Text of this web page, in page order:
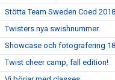
Stötta Team Sweden Coed 2018
Twisters nya swishnummer
Showcase och fotografering
Twist cheer camp, fall edition!